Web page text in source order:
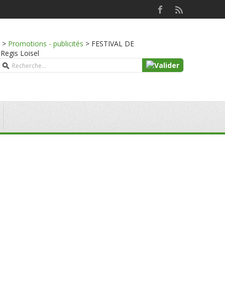
> Promotions - publicités > FESTIVAL DE
Loisel